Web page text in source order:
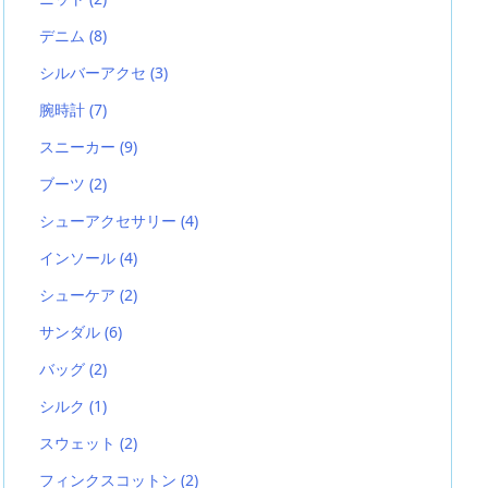
デニム (8)
シルバーアクセ (3)
腕時計 (7)
スニーカー (9)
ブーツ (2)
シューアクセサリー (4)
インソール (4)
シューケア (2)
サンダル (6)
バッグ (2)
シルク (1)
スウェット (2)
フィンクスコットン (2)